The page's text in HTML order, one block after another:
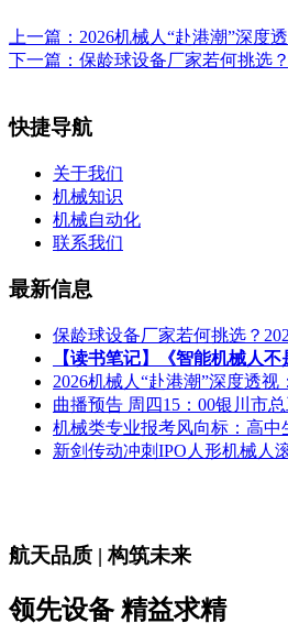
上一篇： 2026机械人“赴港潮”深度
下一篇： 保龄球设备厂家若何挑选
快捷导航
关于我们
机械知识
机械自动化
联系我们
最新信息
保龄球设备厂家若何挑选？
【读书笔记】《智能机械人
2026机械人“赴港潮”深度透视
曲播预告 周四15：00银川市
机械类专业报考风向标：高中
新剑传动冲刺IPO人形机械人
航天品质 | 构筑未来
领先设备 精益求精